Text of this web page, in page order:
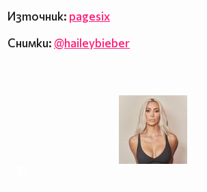
Източник: pagesix
Снимки: @haileybieber